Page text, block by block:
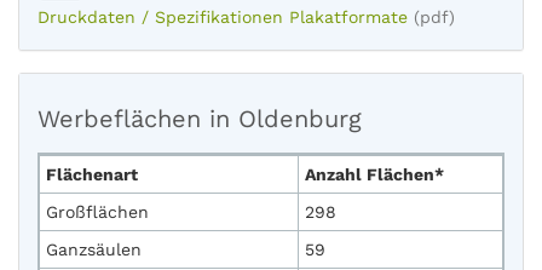
Druckdaten / Spezifikationen Plakatformate (pdf)
Werbeflächen in Oldenburg
Flächenart
Anzahl Flächen*
Großflächen
298
Ganzsäulen
59